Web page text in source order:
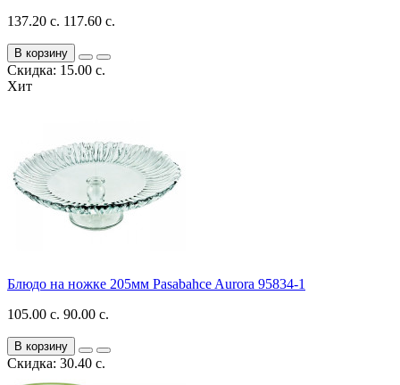
137.20 с. 117.60 с.
В корзину
Скидка: 15.00 с.
Хит
Блюдо на ножке 205мм Pasabahce Aurora 95834-1
105.00 с. 90.00 с.
В корзину
Скидка: 30.40 с.